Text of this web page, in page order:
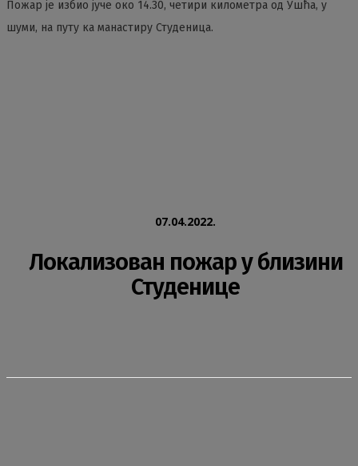
07.04.2022.
Локализован пожар у близини
Студенице
Пожар је избио јуче око 14.30, четири километра од Ушћа, у
шуми, на путу ка манастиру Студеница.